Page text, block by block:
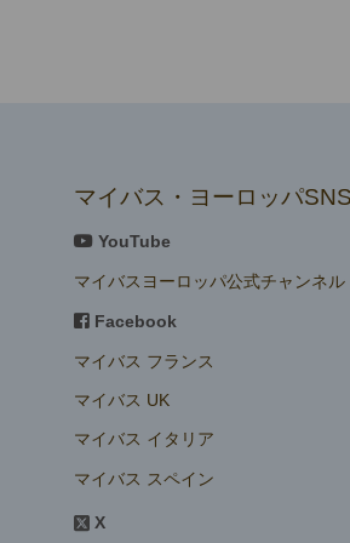
マイバス・ヨーロッパ
YouTube
マイバスヨーロッパ公式チャンネル
Facebook
マイバス フランス
マイバス UK
マイバス イタリア
マイバス スペイン
X